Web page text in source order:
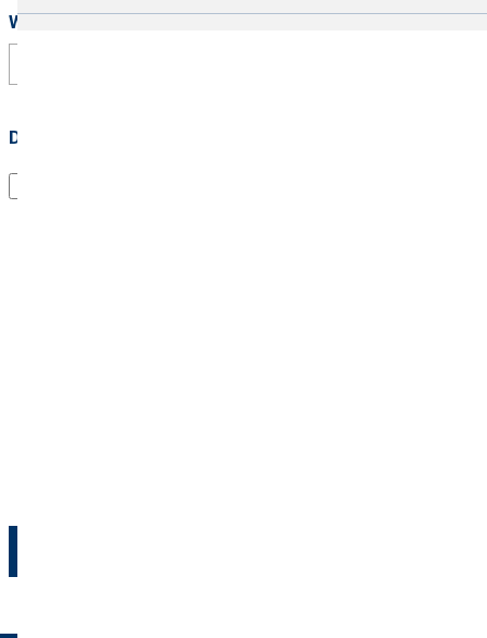
Wie hast Du von uns erfahren?
Datenschutz